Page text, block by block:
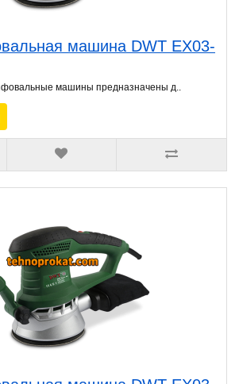
машина DWT EX03-
машины предназначены д..